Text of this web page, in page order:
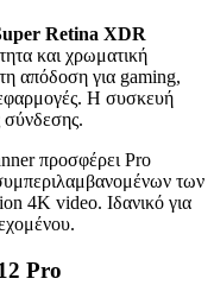
Retina XDR
και χρωματική
απόδοση για gaming,
εφαρμογές. Η συσκευή
σύνδεσης.
προσφέρει Pro
των
4K video. Ιδανικό για
Pro